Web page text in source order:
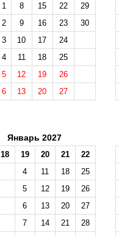
1 8 15 22
29
2 9 16 23
30
3 10 17
24
4 11 18
25
5 12 19
26
6 13 20 27
Январь 2027
18 19 20 21
22
4 11 18
25
5 12 19
26
6 13 20
27
7 14 21
28